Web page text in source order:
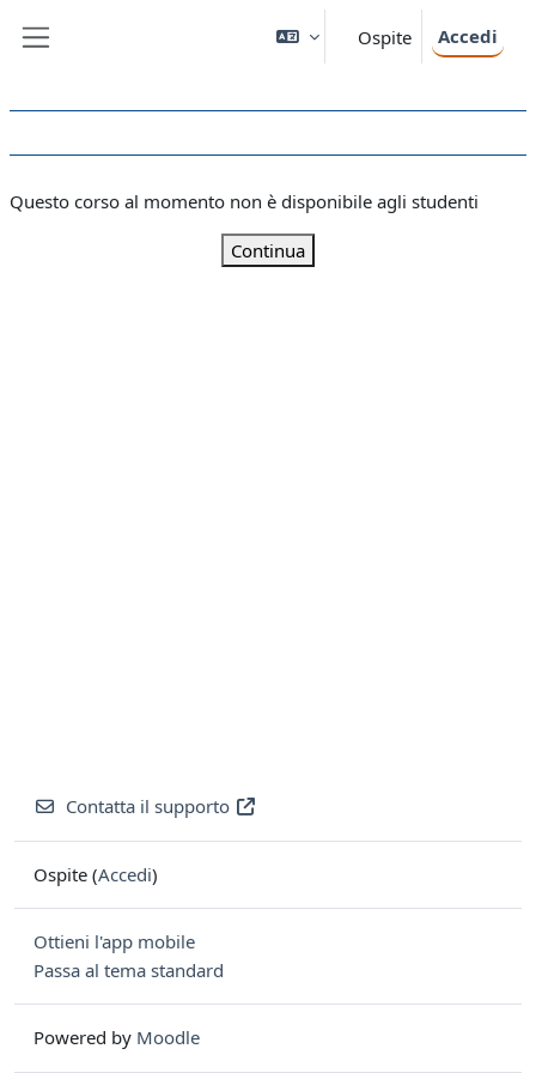
Ospite Accedi
Questo corso al momento non è disponibile agli studenti
Continua
Contatta il supporto
Ospite (Accedi)
Ottieni l'app mobile
Passa al tema standard
Powered by Moodle